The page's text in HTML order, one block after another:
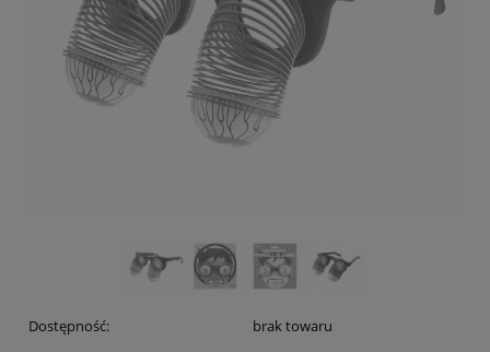
Dostępność: brak towaru